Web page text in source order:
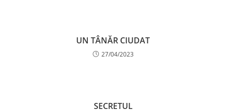
UN TÂNĂR CIUDAT
27/04/2023
SECRETUL